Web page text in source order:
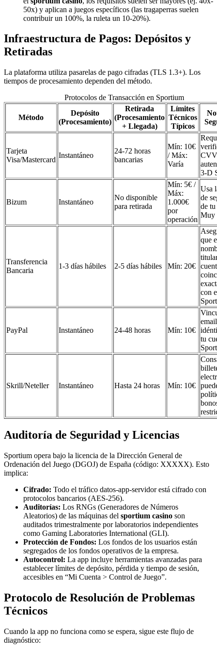
50x) y aplican a juegos específicos (las tragaperras suelen
contribuir un 100%, la ruleta un 10-20%).
Infraestructura de Pagos: Depósitos y
Retiradas
La plataforma utiliza pasarelas de pago cifradas (TLS 1.3+). Los
tiempos de procesamiento dependen del método.
Protocolos de Transacción en Sportium
Método
Depósito
(Procesamiento)
Retirada
(Procesamiento
+ Llegada)
Límites
Técnicos
Típicos
Tarjeta
Visa/Mastercard
Instantáneo
24-72 horas
bancarias
Mín: 10€
/ Máx:
Varía
3-D
Bizum Instantáneo
No disponible
para retirada
Mín: 5€ /
Máx:
1.000€
por
operación
Usa
de
de
Muy
Transferencia
Bancaria
1-3 días hábiles 2-5 días hábiles Mín: 20€
que
con
PayPal Instantáneo 24-48 horas Mín: 10€
email
tu
Skrill/Neteller Instantáneo Hasta 24 horas Mín: 10€
Auditoría de Seguridad y Licencias
Sportium opera bajo la licencia de la Dirección General de
Ordenación del Juego (DGOJ) de España (código: XXXXX). Esto
implica:
Cifrado: Todo el tráfico datos-app-servidor está cifrado con
protocolos bancarios (AES-256).
Auditorías: Los RNGs (Generadores de Números
Aleatorios) de las máquinas del sportium casino son
auditados trimestralmente por laboratorios independientes
como Gaming Laboratories International (GLI).
Protección de Fondos: Los fondos de los usuarios están
segregados de los fondos operativos de la empresa.
Autocontrol: La app incluye herramientas avanzadas para
establecer límites de depósito, pérdida y tiempo de sesión,
accesibles en “Mi Cuenta > Control de Juego”.
Protocolo de Resolución de Problemas
Técnicos
Cuando la app no funciona como se espera, sigue este flujo de
diagnóstico: